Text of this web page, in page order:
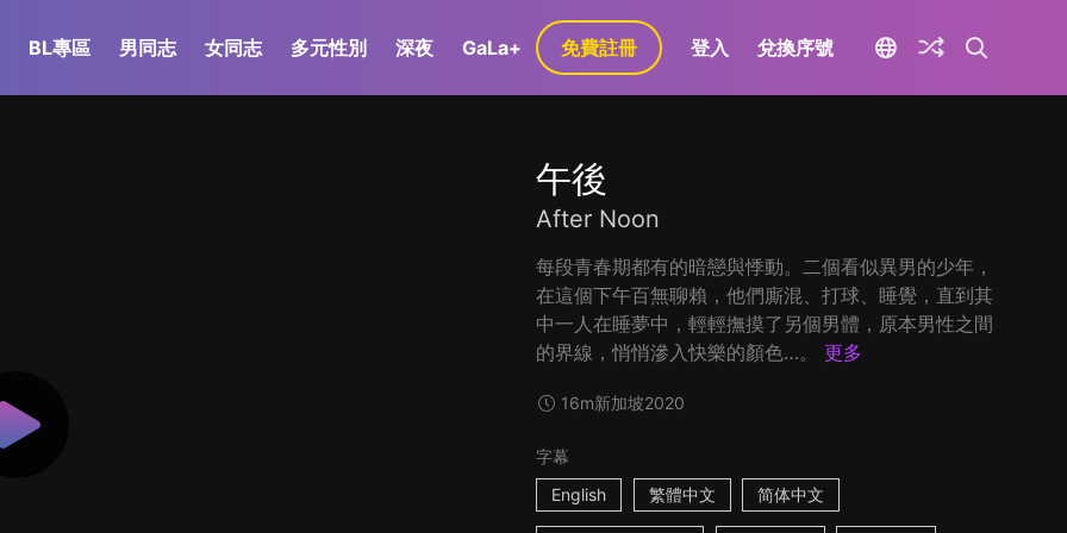
BL專區 男同志 女同志 多元性別 深夜 GaLa+ 免費註冊 登入 兌換序號
午後
After Noon
每段青春期都有的暗戀與悸動。二個看似異男的少年，
在這個下午百無聊賴，他們廝混、打球、睡覺，直到其
中一人在睡夢中，輕輕撫摸了另個男體，原本男性之間
的界線，悄悄滲入快樂的顏色…。
更多
16m新加坡2020
字幕
English
繁體中文 简体中文